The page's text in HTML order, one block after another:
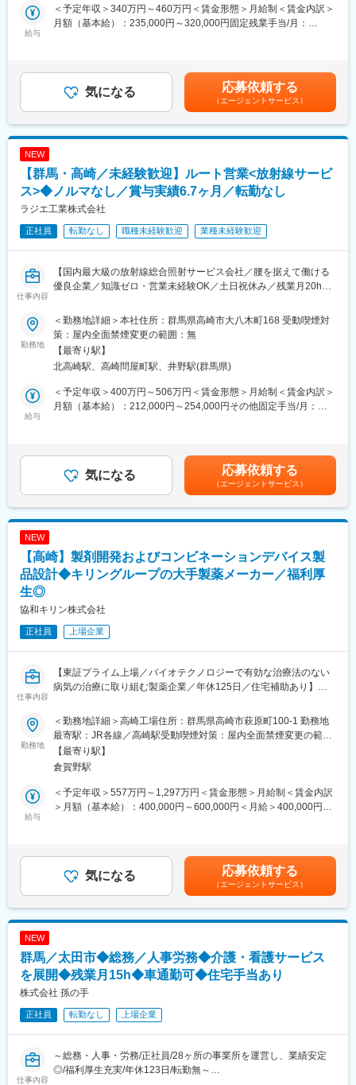
【サポート体制】
■充実した研修制度：入社後は座学と実技研修で基礎から学べま
■資格取得支援：業務に必要な知識を深めるための資格取得も会社
がサポートします。
【配属先】
下記エリア内の契約病院に配属となります。お住まいから通勤可
内 です。
■関東：東京・神奈川・埼玉・千葉・茨城・栃木・群馬
【魅力】
■国内唯一の滅菌装置の専門メーカーとして長年の実績があり、大
型の高圧蒸気滅菌装置では国内シェア約30％を誇ります。
開発、提供しています。営業から製品企画、開発製造、サポート
まで社内一貫体制を整えています。
■具体的には：
◎当社製品のおすすめ
といった形で、商品をご提案します。
※飛び込み営業や新規開拓はありません。
メインで扱う商品は、補聴器や健康機器など。
してもらう
健康に関する相談を受けていただきます。
など、人と直接関わりながら製品の魅力を伝える仕事です。
ます。
営業未経験の方でも安心して成長いただける環境です。実際に、
営業未経験からスタートした社員も多く在籍しています。商品知
ポートいただけます。また慣れるまでは同行営業いたします。
■当社の製品（一部抜粋）：
マッサージチェア：人気のコンパクトモデルから豊富な機能を備
▽SYNCA（シンカ）上質で健康なライフスタイルを提案する美容
健康ブランドhttps://www.synca-wellness.jp/
台湾上場企業のジョンソンヘルステック社が親会社（100％出
資）です。海外資本も取り入れ、グローバル展開を進めておりま
す。また70年の歴史がある中で、現代のライフスタイルに溶け込
（2）成長が見込める業界：
セルフケア需要‘が高まっております。当社ではマッサージチェア
を主力に機能性×デザイン性を兼ね備えた製品ラインナップ強化に
努めております。
変更の範囲：会社の定める業務
給与
＜予定年収＞340万円～460万円＜賃金形態＞月給制＜賃金内訳＞
月額（基本給）：235,000円～320,000円固定残業手当/月：
経験やスキルを考慮の上、当社規定により決定いたします。■昇
給：年1回■賞与：年2回賃金はあくまでも目安の金額であり、選
考を通じて上下する可能性があります。月給(月額)は固定手当を含
めた表記です。
気になる 応募依頼する
（エージェントサービス）
NEW
【群馬・高崎／未経験歓迎】ルート営業<放射線サービ
ス>◆ノルマなし／賞与実績6.7ヶ月／転勤なし
ラジエ工業株式会社
正社員 転勤なし 職種未経験歓迎 業種未経験歓迎
仕事内容
【国内最大級の放射線総合照射サービス会社／腰を据えて働ける
優良企業／知識ゼロ・営業未経験OK／土日祝休み／残業月20h程
＜求人のポイント！＞
●未経験スタートが半数以上。専門知識は入社後にじっくり習得
●ノルマなし＆チーム制営業で数字のプレッシャーなし
●賞与年2回＋業績賞与（昨年実績6.7ヶ月）で安定収入
●土日祝休み／有給は時間単位で取得OK。家庭や私生活と両立し
やすい
医療機器や理化学機器などの分野で使われる製品に対し、放射線
（ガンマ線・電子線）を使った滅菌・加工サービスを提案する営
■業務詳細
◎ 既存顧客対応が中心（大手医療機器・理化学機器メーカーな
・サービス内容のご説明・打ち合わせ
・見積書の作成・提出
※営業先への訪問は週1～2日程度。
※出張は月3～4回ほど／ほぼ日帰りです。
■入社後の流れ
▼入社～半年ほど
現場研修を通じて、
・放射線サービスの基礎知識
・業界や顧客の特徴
・仕事の流れ
・営業4名事務4名（30代～60代）
・会話が多く、質問・相談がしやすい雰囲気です。
・「穏やか」「誠実」「人が良い」と感じる方が多いと感じてい
◎お客様と長期的な関係を築ける
◎専門性が身につき、代わりのきかない存在になれる
◎営業でありながら、ものづくりに深く関われる面白さ
■当社の事業内容について：
備機器の販売、土木建築工事の設計・施工、プールの維持管理・
補修工事等
勤務地
＜勤務地詳細＞本社住所：群馬県高崎市大八木町168 受動喫煙対
策：屋内全面禁煙変更の範囲：無
【最寄り駅】
北高崎駅、高崎問屋町駅、井野駅(群馬県)
給与
＜予定年収＞400万円～506万円＜賃金形態＞月給制＜賃金内訳＞
月額（基本給）：212,000円～254,000円その他固定手当/月：
5,000円■昇給：年1回■賞与：年2回（夏2.28ヶ月、冬3.42ヶ月+業
績1ヶ月の計6.7ヶ月※昨年実績）■業績賞与：業績による賃金はあ
くまでも目安の金額であり、選考を通じて上下する可能性があり
ます。月給(月額)は固定手当を含めた表記です。
気になる 応募依頼する
（エージェントサービス）
NEW
【高崎】製剤開発およびコンビネーションデバイス製
品設計◆キリングループの大手製薬メーカー／福利厚
生◎
協和キリン株式会社
正社員 上場企業
仕事内容
【東証プライム上場／バイオテクノロジーで有効な治療法のない
病気の治療に取り組む製薬企業／年休125日／住宅補助あり】
■業務内容
バイオ医薬品の製剤開発および投与デバイス・コンビネーション
製品設計に関する業務を担当いただきます。業務適性や育成の観
点ならびにプロジェクト状況によって担当をアサインいたしま
す。業務や職場への適応状況に応じ、将来的にリーダー業務につ
いても担当いただきます。
〈具体的には〉
理戦略を含めた製造プロセスの設計
・治験薬製造：社内外の製造所における治験薬製造推進
・製造所技術移管：商用製造に向けたスケールアップ、技術移
改善等）における技術支援
・新規技術開発：新剤形やDDS（ドラッグデリバリーシステム）
などの技術開発
小規模10名程度のチームマネジメント、グループ運営、人材育成
■本ポジションの魅力
・初期から後期まで幅広いステージのパイプラインが多数あり
勤務地
＜勤務地詳細＞高崎工場住所：群馬県高崎市萩原町100-1 勤務地
最寄駅：JR各線／高崎駅受動喫煙対策：屋内全面禁煙変更の範
囲：会社の定める事業所
【最寄り駅】
倉賀野駅
給与
＜予定年収＞557万円～1,297万円＜賃金形態＞月給制＜賃金内訳
＞月額（基本給）：400,000円～600,000円＜月給＞400,000円～
安の金額であり、選考を通じて上下する可能性があります。月給
(月額)は固定手当を含めた表記です。
気になる 応募依頼する
（エージェントサービス）
NEW
群馬／太田市◆総務／人事労務◆介護・看護サービス
を展開◆残業月15h◆車通勤可◆住宅手当あり
株式会社 孫の手
正社員 転勤なし 上場企業
仕事内容
～総務・人事・労務/正社員/28ヶ所の事業所を運営し、業績安定
◎/福利厚生充実/年休123日/転勤無～